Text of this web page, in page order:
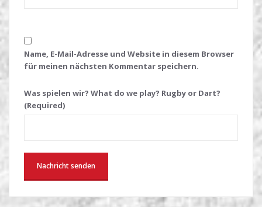
Name, E-Mail-Adresse und Website in diesem Browser
für meinen nächsten Kommentar speichern.
Was spielen wir? What do we play? Rugby or Dart?
(Required)